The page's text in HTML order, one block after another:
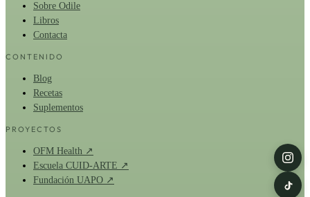
Sobre Odile
Libros
Contacta
CONTENIDO
Blog
Recetas
Suplementos
PROYECTOS
OFM Health ↗
Escuela CUID-ARTE ↗
Fundación UAPO ↗